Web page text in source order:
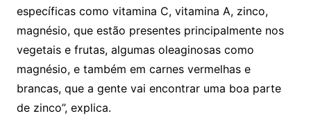
específicas como vitamina C, vitamina A, zinco,
magnésio, que estão presentes principalmente nos
vegetais e frutas, algumas oleaginosas como
magnésio, e também em carnes vermelhas e
brancas, que a gente vai encontrar uma boa parte
de zinco”, explica.